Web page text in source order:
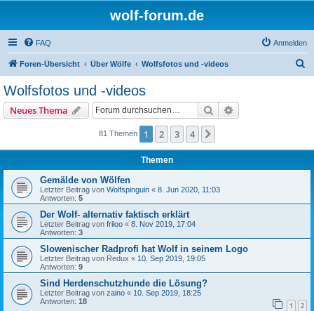
wolf-forum.de
FAQ Anmelden
Foren-Übersicht Über Wölfe Wolfsfotos und -videos
Wolfsfotos und -videos
Neues Thema Suche
81 Themen 1 2 3 4
Themen
Gemälde von Wölfen
Letzter Beitrag von Wolfspinguin « 8. Jun 2020, 11:03
Antworten: 5
Der Wolf- alternativ faktisch erklärt
Letzter Beitrag von friloo « 8. Nov 2019, 17:04
Antworten: 3
Slowenischer Radprofi hat Wolf in seinem Logo
Letzter Beitrag von Redux « 10. Sep 2019, 19:05
Antworten: 9
Sind Herdenschutzhunde die Lösung?
Letzter Beitrag von zaino « 10. Sep 2019, 18:25
Antworten: 18 1 2